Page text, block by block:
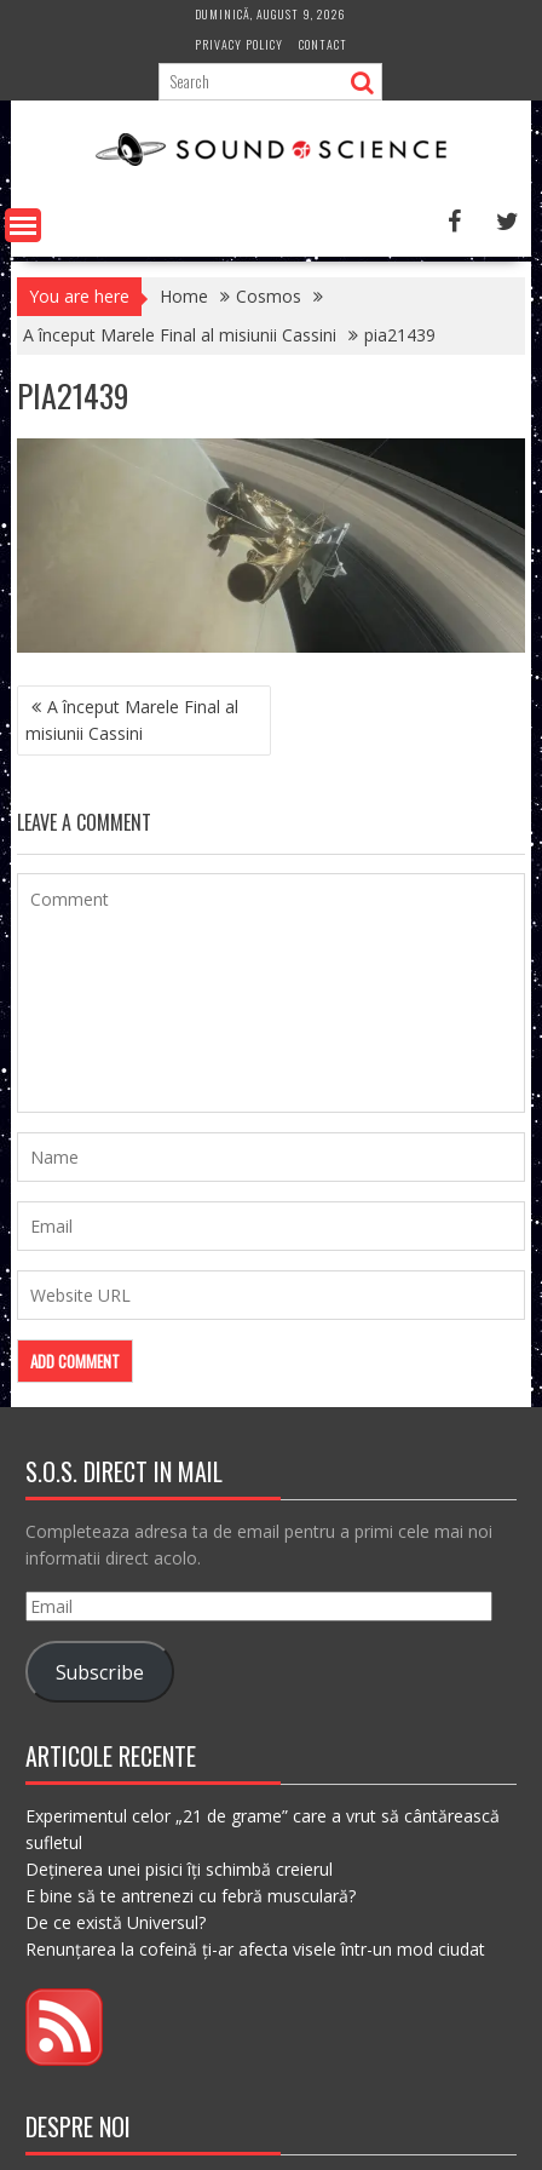
DUMINICĂ, AUGUST 9, 2026
PRIVACY POLICY
CONTACT
You are here Home
Cosmos
A început Marele Final al misiunii Cassini
pia21439
PIA21439
NAVIGARE
ÎN
ARTICOLE
A început Marele Final al
misiunii Cassini
LEAVE A COMMENT
S.O.S. DIRECT IN MAIL
Completeaza adresa ta de email pentru a primi cele mai noi
informatii direct acolo.
Email
Subscribe
ARTICOLE RECENTE
Experimentul celor „21 de grame” care a vrut să cântărească
sufletul
Deținerea unei pisici îți schimbă creierul
E bine să te antrenezi cu febră musculară?
De ce există Universul?
Renunțarea la cofeină ți-ar afecta visele într-un mod ciudat
DESPRE NOI